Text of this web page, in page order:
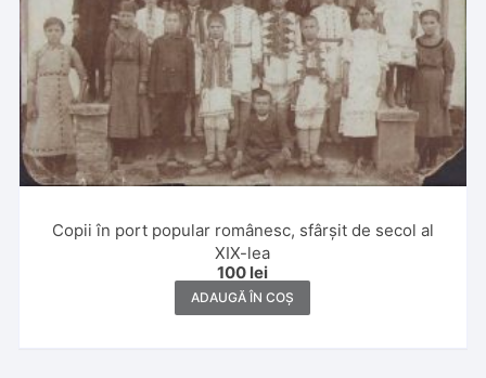
Copii în port popular românesc, sfârșit de secol al
XIX-lea
100 lei
ADAUGĂ ÎN COȘ